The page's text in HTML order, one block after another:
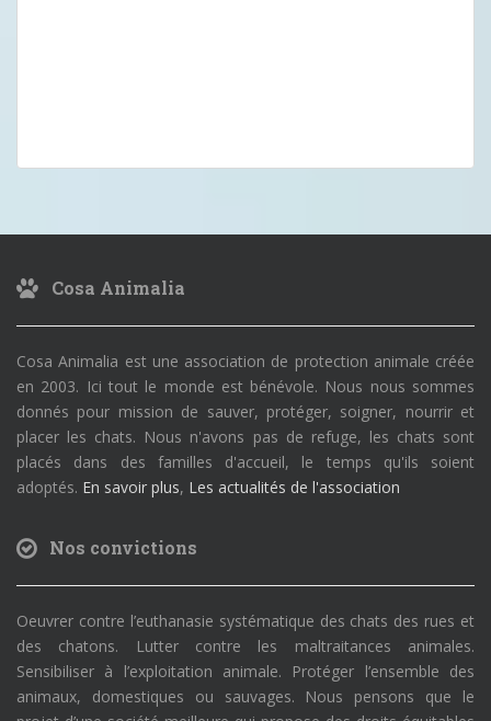
Cosa Animalia
Cosa Animalia est une association de protection animale créée
en 2003. Ici tout le monde est bénévole. Nous nous sommes
donnés pour mission de sauver, protéger, soigner, nourrir et
placer les chats. Nous n'avons pas de refuge, les chats sont
placés dans des familles d'accueil, le temps qu'ils soient
adoptés. En savoir plus, Les actualités de l'association
Nos convictions
Oeuvrer contre l’euthanasie systématique des chats des rues et
des chatons. Lutter contre les maltraitances animales.
Sensibiliser à l’exploitation animale. Protéger l’ensemble des
animaux, domestiques ou sauvages. Nous pensons que le